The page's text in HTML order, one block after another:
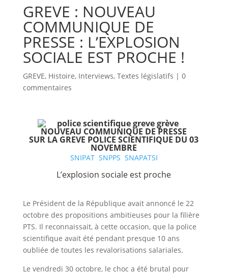
GREVE : NOUVEAU
COMMUNIQUE DE
PRESSE : L’EXPLOSION
SOCIALE EST PROCHE !
GREVE, Histoire, Interviews, Textes législatifs | 0
commentaires
NOUVEAU COMMUNIQUE DE PRESSE
SUR LA GREVE POLICE SCIENTIFIQUE DU 03
NOVEMBRE
SNIPAT SNPPS SNAPATSI
L’explosion sociale est proche
Le Président de la République avait annoncé le 22
octobre des propositions ambitieuses pour la filière
PTS. Il reconnaissait, à cette occasion, que la police
scientifique avait été pendant presque 10 ans
oubliée de toutes les revalorisations salariales.
Le vendredi 30 octobre, le choc a été brutal pour